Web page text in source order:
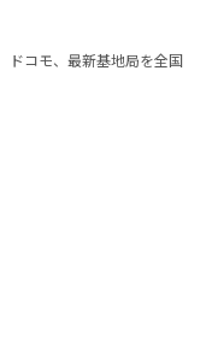
ドコモ、最新基地局を全国